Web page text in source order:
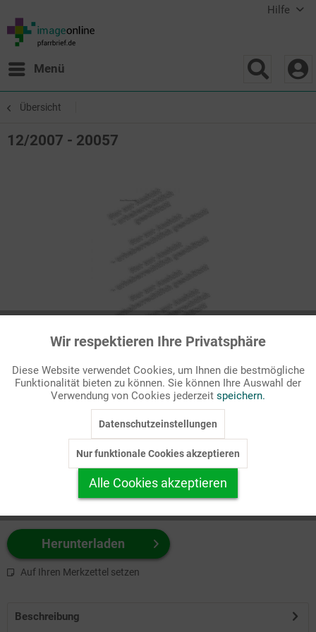
Hilfe
Menü
Übersicht
12/2007 - 20057
Passende Stichworte
Ostern, Witz
zuerst Ihr Produktformat aus.
z.B. Farbe-Grafik, Schwarz-Weiß-Grafik, mit/ohne Text ...
Herunterladen
Auf Ihren Merkzettel setzen
Beschreibung
Funktionale Aktiv
Marketing Inaktiv
Personalisierung Inaktiv
Service
Wir respektieren Ihre Privatsphäre
Diese Website verwendet Cookies, um Ihnen die bestmögliche
Funktionalität bieten zu können. Sie können Ihre Auswahl der
Verwendung von Cookies jederzeit speichern.
Datenschutzeinstellungen
Nur funktionale Cookies akzeptieren
Alle Cookies akzeptieren